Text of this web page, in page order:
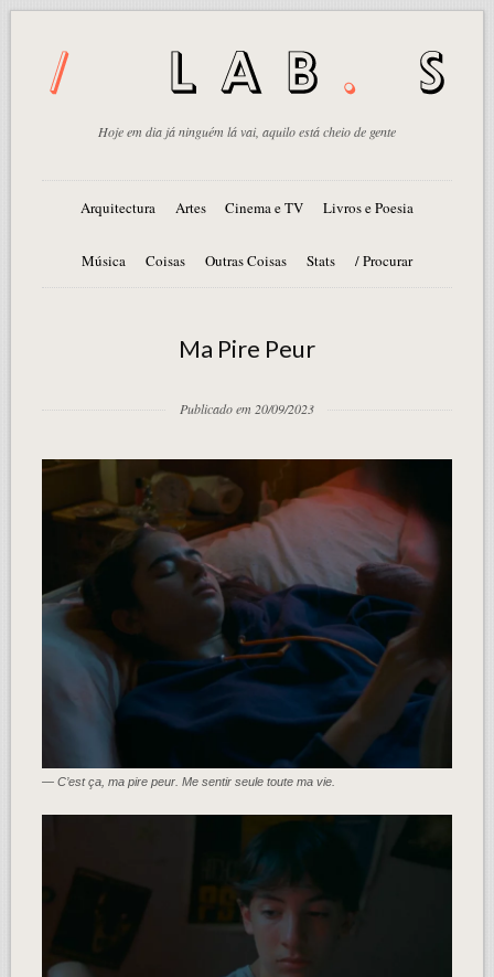
Hoje em dia já ninguém lá vai, aquilo está cheio de gente
Arquitectura Artes Cinema e TV Livros e Poesia
Música Coisas Outras Coisas Stats / Procurar
Ma Pire Peur
Publicado em 20/09/2023
— C’est ça, ma pire peur. Me sentir seule toute ma vie.